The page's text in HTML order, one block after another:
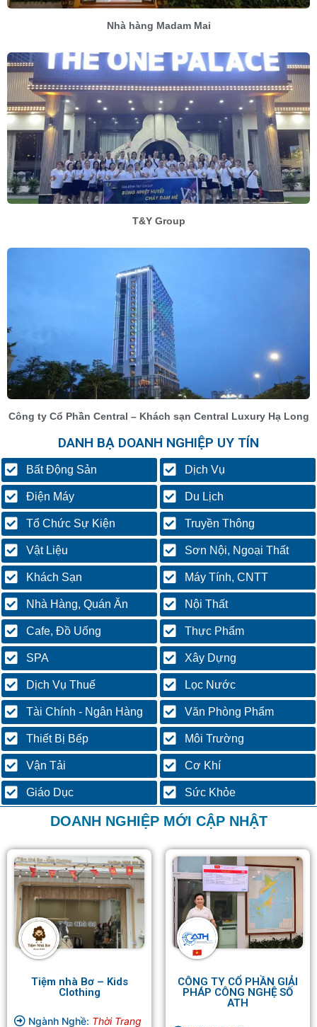
Nhà hàng Madam Mai
T&Y Group
Công ty Cổ Phần Central – Khách sạn Central Luxury Hạ Long
DANH BẠ DOANH NGHIỆP UY TÍN
Bất Động Sản Dịch Vụ
Điện Máy Du Lịch
Tổ Chức Sự Kiện Truyền Thông
Vật Liệu Sơn Nội, Ngoại Thất
Khách Sạn Máy Tính, CNTT
Nhà Hàng, Quán Ăn Nội Thất
Cafe, Đồ Uống Thực Phẩm
SPA Xây Dựng
Dịch Vụ Thuế Lọc Nước
Tài Chính - Ngân Hàng Văn Phòng Phẩm
Thiết Bị Bếp Môi Trường
Vận Tải Cơ Khí
Giáo Dục Sức Khỏe
DOANH NGHIỆP MỚI CẬP NHẬT
Tiệm nhà Bơ – Kids
Clothing
Ngành Nghề: Thời Trang
CÔNG TY CỔ PHẦN GIẢI
PHÁP CÔNG NGHỆ SỐ
ATH